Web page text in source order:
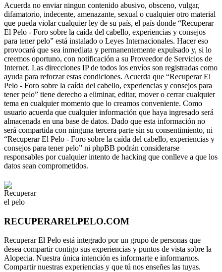
Acuerda no enviar ningun contenido abusivo, obsceno, vulgar,
difamatorio, indecente, amenazante, sexual o cualquier otro material
que pueda violar cualquier ley de su país, el país donde “Recuperar
El Pelo - Foro sobre la caída del cabello, experiencias y consejos
para tener pelo” está instalado o Leyes Internacionales. Hacer eso
provocará que sea inmediata y permanentemente expulsado y, si lo
creemos oportuno, con notificación a su Proveedor de Servicios de
Internet. Las direcciones IP de todos los envíos son registradas como
ayuda para reforzar estas condiciones. Acuerda que “Recuperar El
Pelo - Foro sobre la caída del cabello, experiencias y consejos para
tener pelo” tiene derecho a eliminar, editar, mover o cerrar cualquier
tema en cualquier momento que lo creamos conveniente. Como
usuario acuerda que cualquier información que haya ingresado será
almacenada en una base de datos. Dado que esta información no
será compartida con ninguna tercera parte sin su consentimiento, ni
“Recuperar El Pelo - Foro sobre la caída del cabello, experiencias y
consejos para tener pelo” ni phpBB podrán considerarse
responsables por cualquier intento de hacking que conlleve a que los
datos sean comprometidos.
RECUPERARELPELO.COM
Recuperar El Pelo está integrado por un grupo de personas que
desea compartir contigo sus experiencias y puntos de vista sobre la
Alopecia. Nuestra única intención es informarte e informarnos.
Compartir nuestras experiencias y que tú nos enseñes las tuyas.